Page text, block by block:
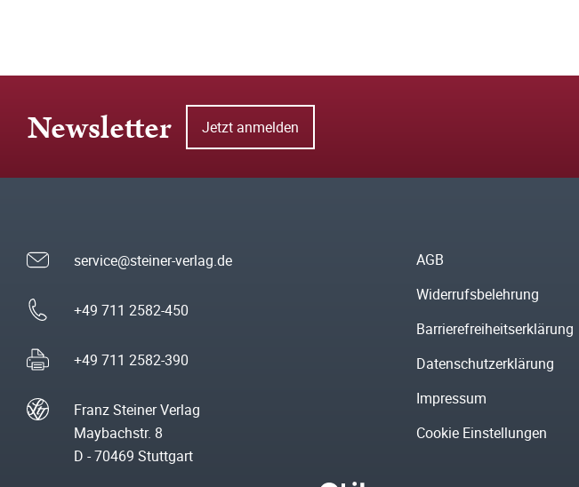
Newsletter Jetzt anmelden
service@steiner-verlag.de
+49 711 2582-450
+49 711 2582-390
Franz Steiner Verlag
Maybachstr. 8
D - 70469 Stuttgart
AGB
Widerrufsbelehrung
Barrierefreiheitserklärung
Datenschutzerklärung
Impressum
Cookie Einstellungen